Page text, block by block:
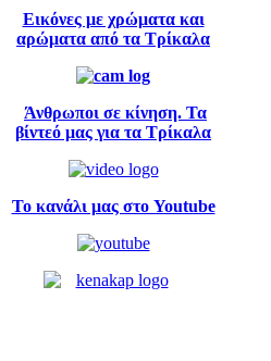
Εικόνες με χρώματα και
αρώματα από τα Τρίκαλα
Άνθρωποι σε κίνηση. Τα
βίντεό μας για τα Τρίκαλα
Το κανάλι μας στο Youtube